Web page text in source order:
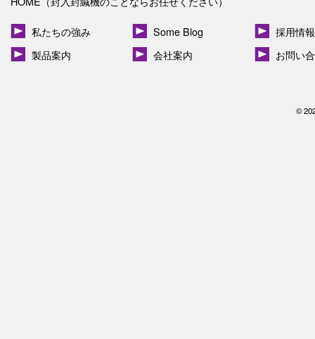
私たちの強み
製品案内
Some Blog
会社案内
採用情報
お問い
©